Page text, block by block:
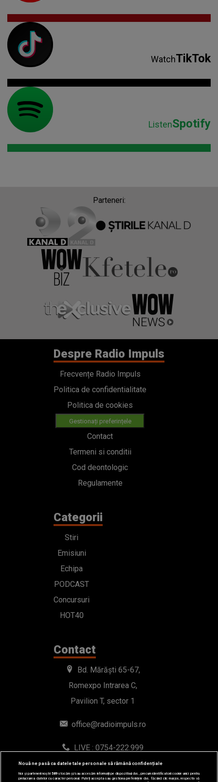
WatchTikTok
ListenSpotify
Parteneri:
Despre Radio Impuls
Frecvențe Radio Impuls
Politica de confidentialitate
Politica de cookies
Gestionați preferințele
Contact
Termeni si conditii
Cod deontologic
Regulamente
Categorii
Stiri
Emisiuni
Echipa
PODCAST
Concursuri
HOT40
Contact
Bd. Mărăști 65-67,
Romexpo Intrarea C,
Pavilion T, sector 1
office@radioimpuls.ro
LIVE : 0754-222.999
WhatsApp: 0754-222.999
Nouă ne pasă ca datele tale personale să rămână confidențiale
Noi și partenerii noștri589stocăm și/sau accesăm informații pe dispozitivul dvs., precum identificatorii cookie unici pentru
prelucrarea datelor cu caracter personal. Puteți accepta sau gestiona preferințele dvs. făcând clic mai jos, respectiv vă